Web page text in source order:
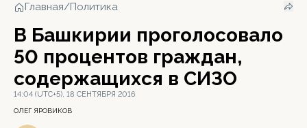
Главная/Политика
В Башкирии проголосовало
50 процентов граждан,
содержащихся в СИЗО
14:04 (UTC+5), 18 СЕНТЯБРЯ 2016
ОЛЕГ ЯРОВИКОВ